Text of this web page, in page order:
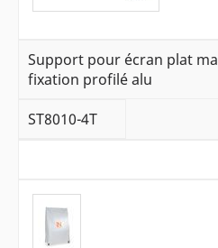
Support pour écran plat
fixation profilé alu
ST8010-4T